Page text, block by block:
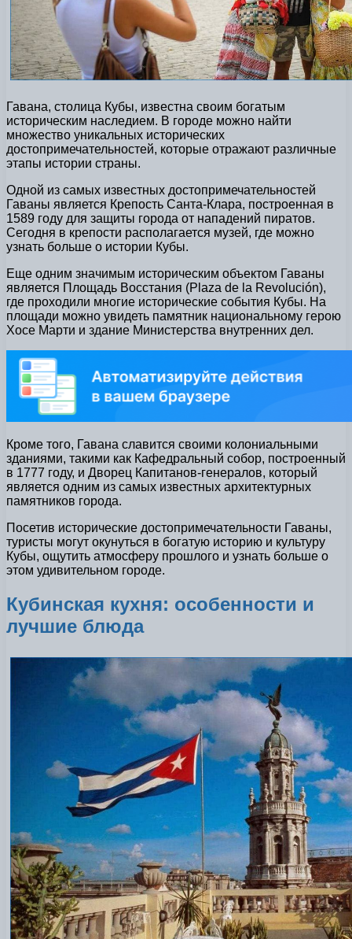
Гавана, столица Кубы, известна своим богатым
историческим наследием. В городе можно найти
множество уникальных исторических
достопримечательностей, которые отражают различные
этапы истории страны.
Одной из самых известных достопримечательностей
Гаваны является Крепость Санта-Клара, построенная в
1589 году для защиты города от нападений пиратов.
Сегодня в крепости располагается музей, где можно
узнать больше о истории Кубы.
Еще одним значимым историческим объектом Гаваны
является Площадь Восстания (Plaza de la Revolución),
где проходили многие исторические события Кубы. На
площади можно увидеть памятник национальному герою
Хосе Марти и здание Министерства внутренних дел.
Кроме того, Гавана славится своими колониальными
зданиями, такими как Кафедральный собор, построенный
в 1777 году, и Дворец Капитанов-генералов, который
является одним из самых известных архитектурных
памятников города.
Посетив исторические достопримечательности Гаваны,
туристы могут окунуться в богатую историю и культуру
Кубы, ощутить атмосферу прошлого и узнать больше о
этом удивительном городе.
Кубинская кухня: особенности и
лучшие блюда